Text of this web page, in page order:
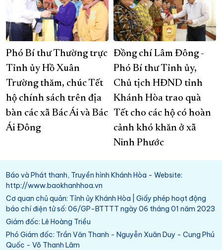
Phó Bí thư Thường trực
Tỉnh ủy Hồ Xuân
Trường thăm, chúc Tết
hộ chính sách trên địa
bàn các xã Bác Ái và Bác
Ái Đông
Đồng chí Lâm Đông -
Phó Bí thư Tỉnh ủy,
Chủ tịch HĐND tỉnh
Khánh Hòa trao quà
Tết cho các hộ có hoàn
cảnh khó khăn ở xã
Ninh Phước
Báo và Phát thanh, Truyền hình Khánh Hòa - Website:
http://www.baokhanhhoa.vn
Cơ quan chủ quản: Tỉnh ủy Khánh Hòa | Giấy phép hoạt động
báo chí điện tử số: 06/GP-BTTTT ngày 06 tháng 01 năm 2023
Giám đốc: Lê Hoàng Triều
Phó Giám đốc: Trần Văn Thanh - Nguyễn Xuân Duy - Cung Phú
Quốc - Võ Thanh Lâm